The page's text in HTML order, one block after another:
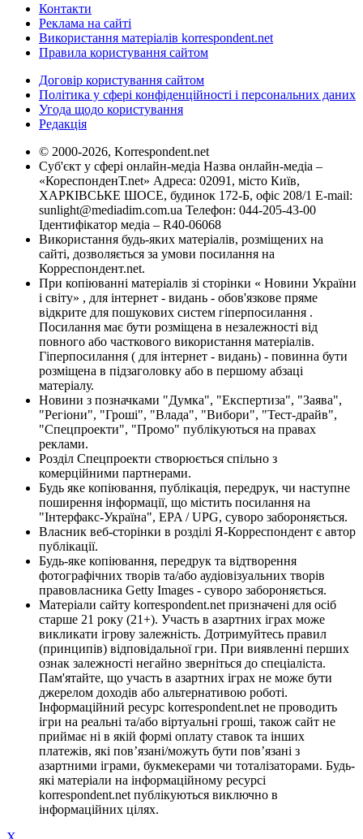
Контакти
Реклама на сайті
Використання матеріалів korrespondent.net
Правила користування сайтом
Договір користування сайтом
Політика у сфері конфіденційності і персональних даних
Угода щодо користування
Редакція
© 2000-2026, Korrespondent.net
Суб'єкт у сфері онлайн-медіа Назва онлайн-медіа –
«КореспонденТ.net» Адреса: 02091, місто Київ,
ХАРКІВСЬКЕ ШОСЕ, будинок 172-Б, офіс 208/1 E-mail:
sunlight@mediadim.com.ua Телефон: 044-205-43-00
Ідентифікатор медіа – R40-06068
Використання будь-яких матеріалів, розміщених на
сайті, дозволяється за умови посилання на
Корреспондент.net.
При копіюванні матеріалів зі сторінки « Новини України
і світу» , для інтернет - видань - обов'язкове пряме
відкрите для пошукових систем гіперпосилання .
Посилання має бути розміщена в незалежності від
повного або часткового використання матеріалів.
Гіперпосилання ( для інтернет - видань) - повинна бути
розміщена в підзаголовку або в першому абзаці
матеріалу.
Новини з позначками "Думка", "Експертиза", "Заява",
"Регіони", "Гроші", "Влада", "Вибори", "Тест-драйв",
"Спецпроекти", "Промо" публікуються на правах
реклами.
Розділ Спецпроекти створюється спільно з
комерційними партнерами.
Будь яке копіювання, публікація, передрук, чи наступне
поширення інформації, що містить посилання на
"Інтерфакс-Україна", EPA / UPG, суворо забороняється.
Власник веб-сторінки в розділі Я-Корреспондент є автор
публікації.
Будь-яке копіювання, передрук та відтворення
фотографічних творів та/або аудіовізуальних творів
правовласника Getty Images - суворо забороняється.
Матеріали сайту korrespondent.net призначені для осіб
старше 21 року (21+). Участь в азартних іграх може
викликати ігрову залежність. Дотримуйтесь правил
(принципів) відповідальної гри. При виявленні перших
ознак залежності негайно зверніться до спеціаліста.
Пам'ятайте, що участь в азартних іграх не може бути
джерелом доходів або альтернативою роботі.
Інформаційний ресурс korrespondent.net не проводить
ігри на реальні та/або віртуальні гроші, також сайт не
приймає ні в якій формі оплату ставок та інших
платежів, які пов’язані/можуть бути пов’язані з
азартними іграми, букмекерами чи тоталізаторами. Будь-
які матеріали на інформаційному ресурсі
korrespondent.net публікуються виключно в
інформаційних цілях.